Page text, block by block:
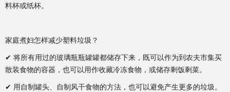
料杯或纸杯。
家庭煮妇怎样减少塑料垃圾？
✔ 将所有用过的玻璃瓶瓶罐罐都储存下来，既可以作为到农夫市集买
散装食物的容器，也可以用作收藏冷冻食物，或储存剩饭剩菜。
✔ 用自制罐头、自制风干食物的方法，也可以避免产生更多的垃圾。